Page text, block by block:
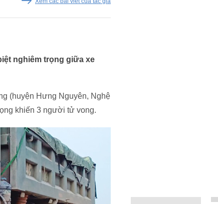
nghiêm trọng giữa xe
(huyện Hưng Nguyên, Nghệ
khiến 3 người tử vong.